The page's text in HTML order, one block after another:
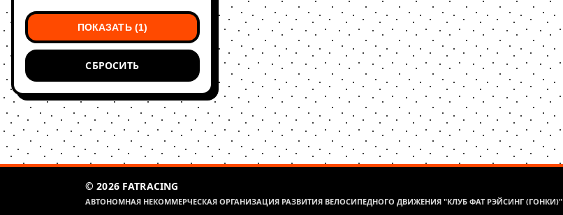
ПОКАЗАТЬ (1)
СБРОСИТЬ
© 2026 FATRACING
АВТОНОМНАЯ НЕКОММЕРЧЕСКАЯ ОРГАНИЗАЦИЯ РАЗВИТИЯ ВЕЛОСИПЕДНОГО ДВИЖЕНИЯ "КЛУБ ФАТ РЭЙСИНГ (ГОНКИ)"